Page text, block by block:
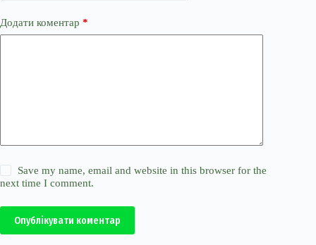
Додати коментар *
Save my name, email and website in this browser for the
next time I comment.
Опублікувати коментар